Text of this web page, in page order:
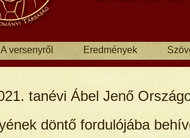
A versenyről Eredmények
tanévi Ábel Jenő
döntő fordulójába